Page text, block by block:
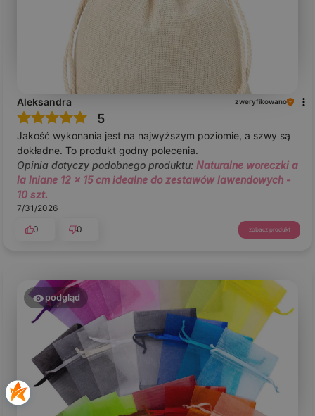
Aleksandra zweryfikowano
5
Jakość wykonania jest na najwyższym poziomie, a szwy są
dokładne. To produkt godny polecenia.
Opinia dotyczy podobnego produktu: Naturalne woreczki a
la lniane 12 x 15 cm idealne do zestawów lawendowych -
10 szt.
7/31/2026
0
0 zobacz produkt
podgląd